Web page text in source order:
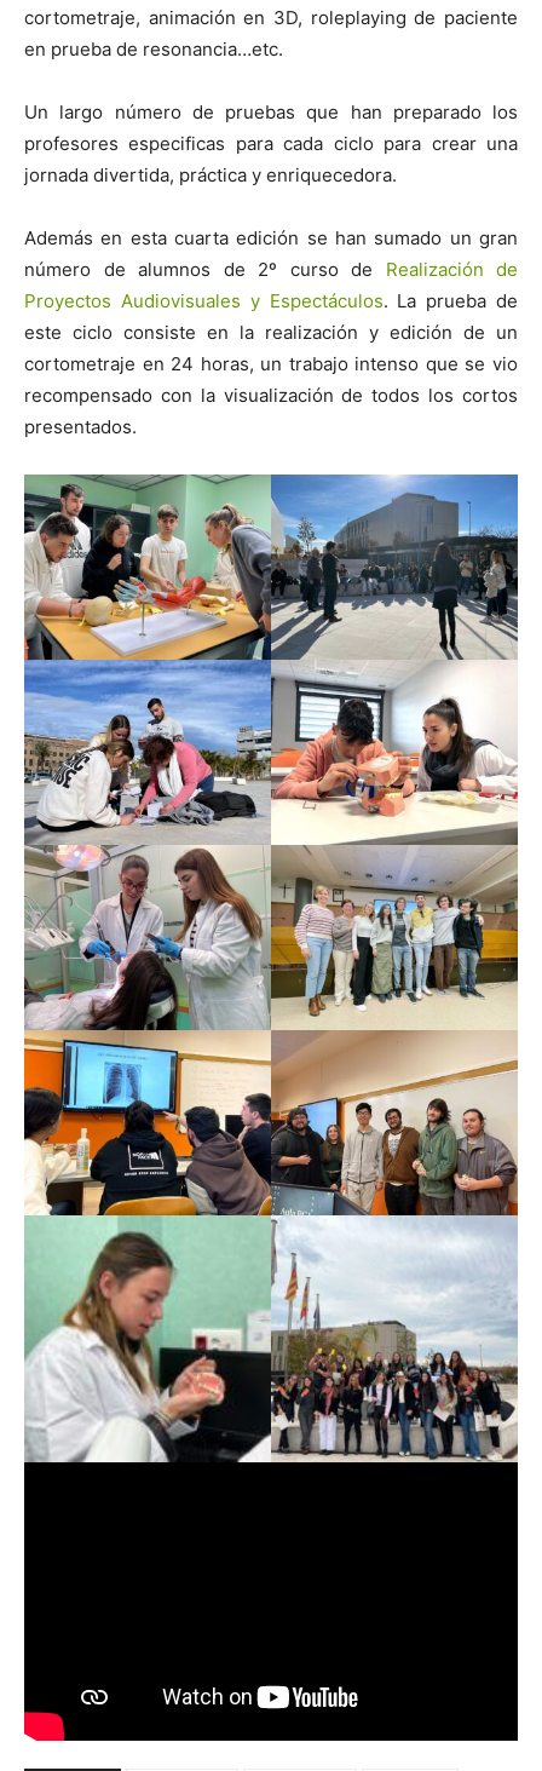
cortometraje, animación en 3D, roleplaying de paciente
en prueba de resonancia…etc.
Un largo número de pruebas que han preparado los
profesores especificas para cada ciclo para crear una
jornada divertida, práctica y enriquecedora.
Además en esta cuarta edición se han sumado un gran
número de alumnos de 2º curso de Realización de
Proyectos Audiovisuales y Espectáculos. La prueba de
este ciclo consiste en la realización y edición de un
cortometraje en 24 horas, un trabajo intenso que se vio
recompensado con la visualización de todos los cortos
presentados.